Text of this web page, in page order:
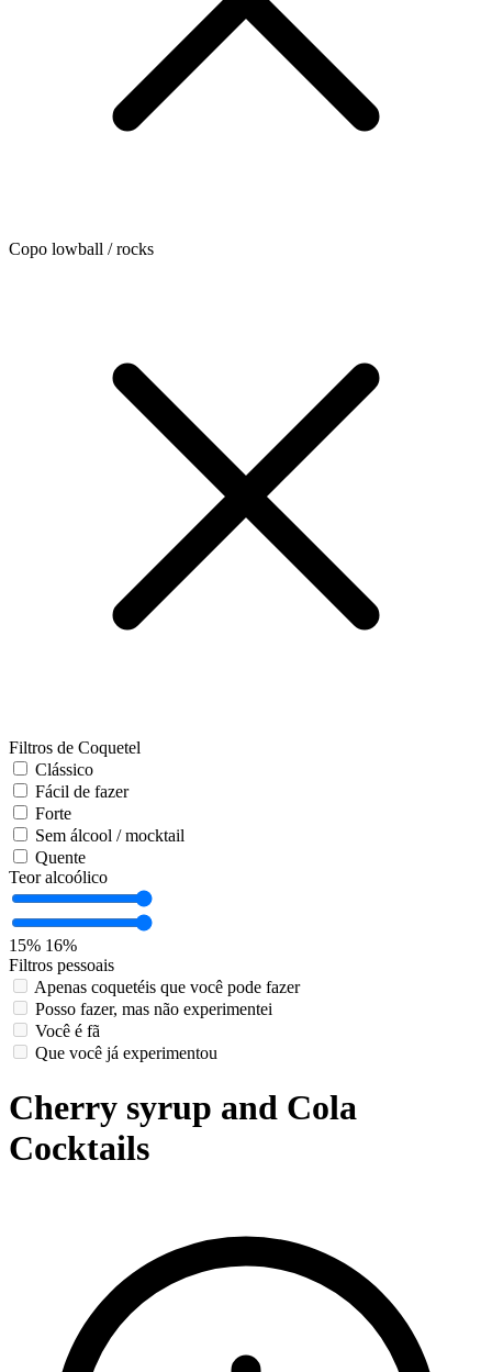
Copo lowball / rocks
Filtros de Coquetel
Clássico
Fácil de fazer
Forte
Sem álcool / mocktail
Quente
Teor alcoólico
15% 16%
Filtros pessoais
Apenas coquetéis que você pode fazer
Posso fazer, mas não experimentei
Você é fã
Que você já experimentou
Cherry syrup and Cola
Cocktails